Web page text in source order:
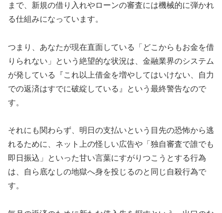
まで、新規の借り入れやローンの審査には機械的に弾かれ
る仕組みになっています。
つまり、あなたが現在直面している「どこからもお金を借
りられない」という絶望的な状況は、金融業界のシステム
が発している『これ以上借金を増やしてはいけない、自力
での返済はすでに破綻している』という最終警告なので
す。
それにも関わらず、明日の支払いという目先の恐怖から逃
れるために、ネット上の怪しい広告や「独自審査で誰でも
即日振込」といった甘い言葉にすがりつこうとする行為
は、自ら底なしの地獄へ身を投じるのと同じ自殺行為で
す。